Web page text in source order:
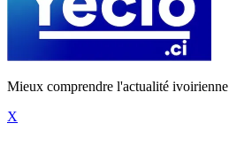
Mieux comprendre l'actualité ivoirienne
X